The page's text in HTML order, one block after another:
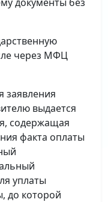
через МФЦ
заявления
выдается
содержащая
факта оплаты
уплаты
до которой